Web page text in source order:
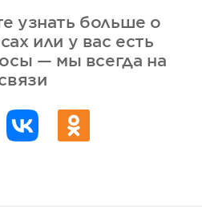
узнать больше о
или у вас есть
— мы всегда на